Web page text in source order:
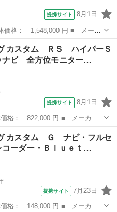
提携サイト 8月1日
ヴ ■ グレード名： ＲＳ 届
衝突被害軽減ブレーキ パー
カスタム ＲＳ ハイパーＳ
ナビ 全方位モニター…
提携サイト 8月1日
■ グレード名： カスタム
全方位モニター 衝突被害軽
カスタム Ｇ ナビ・フルセ
コーダー・Ｂｌｕｅｔ…
提携サイト 7月23日